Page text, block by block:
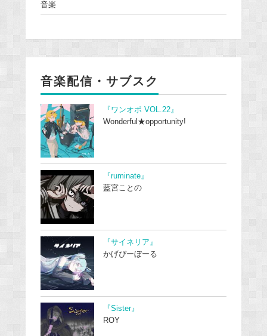
音楽
音楽配信・サブスク
『ワンオポ VOL.22』
Wonderful★opportunity!
『ruminate』
藍宮ことの
『サイネリア』
かげぴーぼーる
『Sister』
ROY